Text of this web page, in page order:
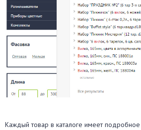
Каждый товар в каталоге имеет подробное